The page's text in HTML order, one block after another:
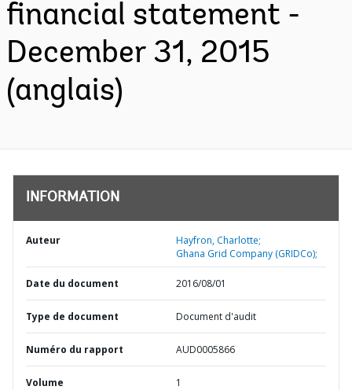
financial statement -
December 31, 2015
(anglais)
INFORMATION
Auteur
Hayfron, Charlotte;
Ghana Grid Company (GRIDCo);
Date du document 2016/08/01
Type de document Document d'audit
Numéro du rapport AUD0005866
Volume 1